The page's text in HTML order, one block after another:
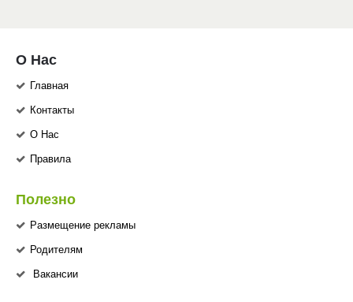
О Нас
Главная
Контакты
О Нас
Правила
Полезно
Размещение рекламы
Родителям
Вакансии